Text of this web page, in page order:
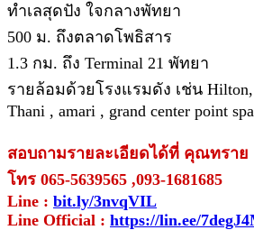
ทำเลสุดปัง ใจกลางพัทยา
500 ม. ถึงตลาดโพธิสาร
1.3 กม. ถึง Terminal 21 พัทยา
รายล้อมด้วยโรงแรมดัง เช่น Hilton,
Thani , amari , grand center point
สอบถามรายละเอียดได้ที่ คุณทราย
โทร 065-5639565 ,093-1681685
Line : bit.ly/3nvqVIL
Line Official : https://lin.ee/